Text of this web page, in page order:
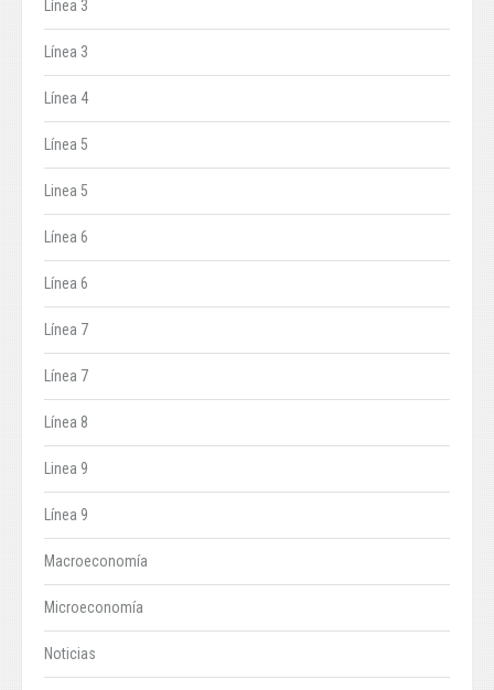
Línea 3
Línea 3
Línea 4
Línea 5
Linea 5
Línea 6
Línea 6
Línea 7
Línea 7
Línea 8
Linea 9
Línea 9
Macroeconomía
Microeconomía
Noticias